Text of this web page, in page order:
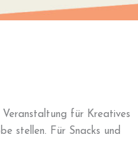
Veranstaltung für Kreatives
stellen. Für Snacks und